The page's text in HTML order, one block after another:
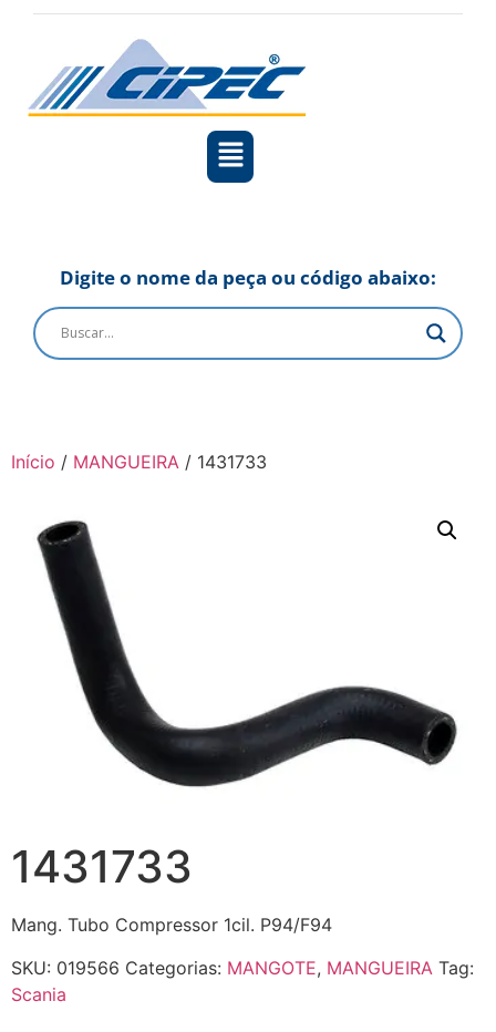
Digite o nome da peça ou código abaixo:
Início / MANGUEIRA / 1431733
1431733
Mang. Tubo Compressor 1cil. P94/F94
SKU: 019566 Categorias: MANGOTE, MANGUEIRA Tag:
Scania